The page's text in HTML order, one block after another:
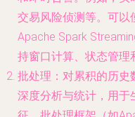
交易风险侦测等。可以
Apache Spark
持窗口计算、状态管理
批处理 ：对累积的历
深度分析与统计，用于